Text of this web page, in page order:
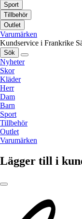
Sport
Tillbehör
Outlet
Varumärken
Kundservice i Frankrike
Sök
Nyheter
Skor
Kläder
Herr
Dam
Barn
Sport
Tillbehör
Outlet
Varumärken
Lägger till i